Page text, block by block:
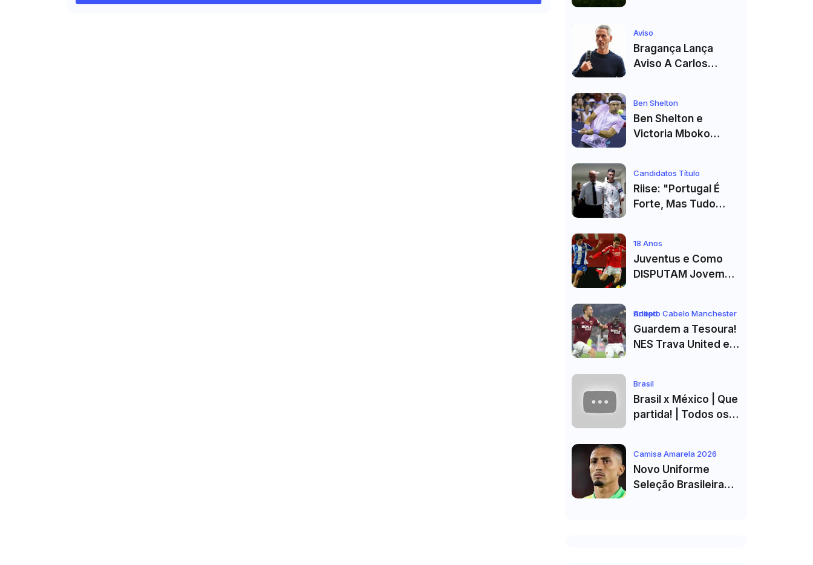
E Adversários
Confirmados
Aviso
Bragança Lança
Aviso A Carlos
O Sp. Braga
Ben Shelton
Ben Shelton e
Victoria Mboko
Masters 1000 de
Toronto
Candidatos Título
Riise: "Portugal É
Forte, Mas Tudo
Ronaldo"
18 Anos
Juventus e Como
DISPUTAM Jovem
Adepto Cabelo Manchester United
Guardem a Tesoura!
NES Trava United e
Brasil
Brasil x México | Que
partida! | Todos os
2026
Camisa Amarela 2026
Novo Uniforme
Seleção Brasileira